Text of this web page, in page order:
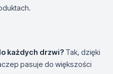
każdych drzwi? Tak, dzięki
pasuje do większości